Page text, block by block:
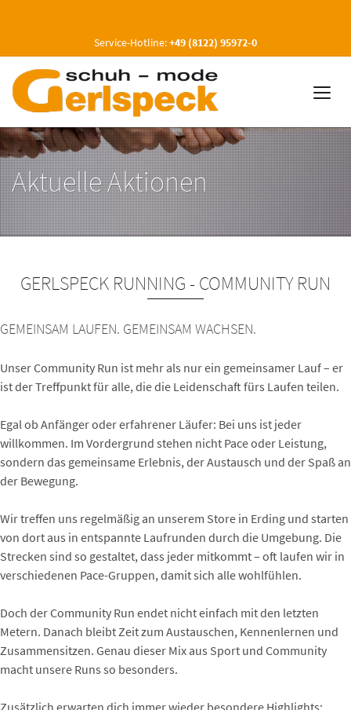
Service-Hotline:+49 (8122) 95972-0
Aktuelle Aktionen
GERLSPECK RUNNING - COMMUNITY RUN
GEMEINSAM LAUFEN. GEMEINSAM WACHSEN.
Unser Community Run ist mehr als nur ein gemeinsamer Lauf – er
ist der Treffpunkt für alle, die die Leidenschaft fürs Laufen teilen.
Egal ob Anfänger oder erfahrener Läufer: Bei uns ist jeder
willkommen. Im Vordergrund stehen nicht Pace oder Leistung,
sondern das gemeinsame Erlebnis, der Austausch und der Spaß an
der Bewegung.
Wir treffen uns regelmäßig an unserem Store in Erding und starten
von dort aus in entspannte Laufrunden durch die Umgebung. Die
Strecken sind so gestaltet, dass jeder mitkommt – oft laufen wir in
verschiedenen Pace-Gruppen, damit sich alle wohlfühlen.
Doch der Community Run endet nicht einfach mit den letzten
Metern. Danach bleibt Zeit zum Austauschen, Kennenlernen und
Zusammensitzen. Genau dieser Mix aus Sport und Community
macht unsere Runs so besonders.
Zusätzlich erwarten dich immer wieder besondere Highlights: